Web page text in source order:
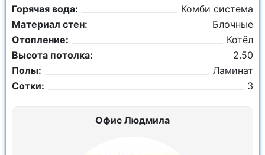
Горячая вода:
Комби система
Материал стен:
Блочные
Отопление:
Котёл
Высота потолка:
2.50
Полы:
Ламинат
Сотки:
3
Офис Людмила